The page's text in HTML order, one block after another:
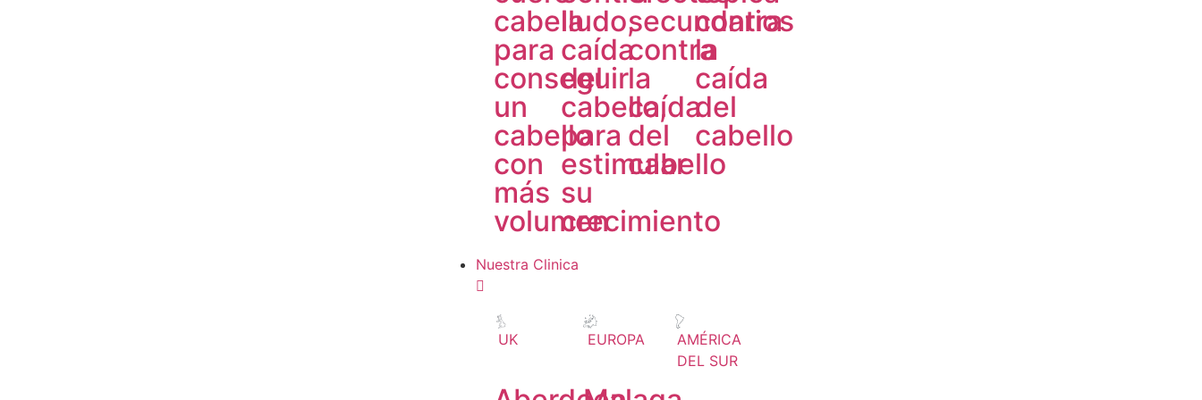
cabelludo,
para
conseguir
un
cabello
con
más
volumen
la
caída
del
cabello,
para
estimular
su
crecimiento
secundarios
contra
la
caída
del
cabello
contra
la
caída
del
cabello
Nuestra Clinica
UK EUROPA
AMÉRICA
DEL SUR